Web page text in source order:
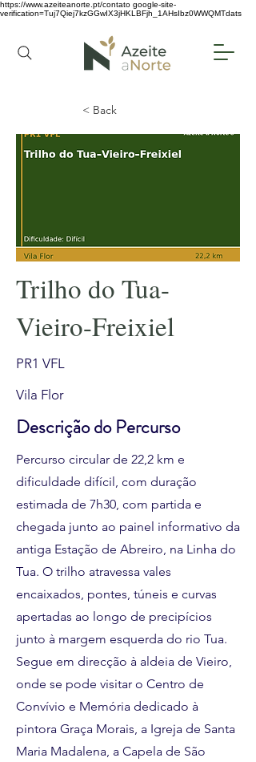
https://www.azeiteanorte.pt/contato google-site-
verification=Tuj7Qiej7kzGGwIX3jHKLBFjh_1AHsIbz0WWQMTdats
< Back
Trilho do Tua-
Vieiro-Freixiel
PR1 VFL
Vila Flor
Descrição do Percurso
Percurso circular de 22,2 km e
dificuldade difícil, com duração
estimada de 7h30, com partida e
chegada junto ao painel informativo da
antiga Estação de Abreiro, na Linha do
Tua. O trilho atravessa vales
encaixados, pontes, túneis e curvas
apertadas ao longo de precipícios
junto à margem esquerda do rio Tua.
Segue em direcção à aldeia de Vieiro,
onde se pode visitar o Centro de
Convívio e Memória dedicado à
pintora Graça Morais, a Igreja de Santa
Maria Madalena, a Capela de São